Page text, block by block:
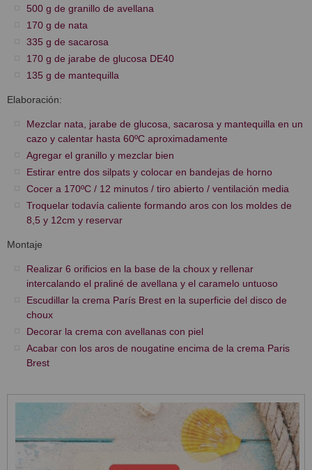
500 g de granillo de avellana
170 g de nata
335 g de sacarosa
170 g de jarabe de glucosa DE40
135 g de mantequilla
Elaboración:
Mezclar nata, jarabe de glucosa, sacarosa y mantequilla en un
cazo y calentar hasta 60ºC aproximadamente
Agregar el granillo y mezclar bien
Estirar entre dos silpats y colocar en bandejas de horno
Cocer a 170ºC / 12 minutos / tiro abierto / ventilación media
Troquelar todavía caliente formando aros con los moldes de
8,5 y 12cm y reservar
Montaje
Realizar 6 orificios en la base de la choux y rellenar
intercalando el praliné de avellana y el caramelo untuoso
Escudillar la crema París Brest en la superficie del disco de
choux
Decorar la crema con avellanas con piel
Acabar con los aros de nougatine encima de la crema Paris
Brest